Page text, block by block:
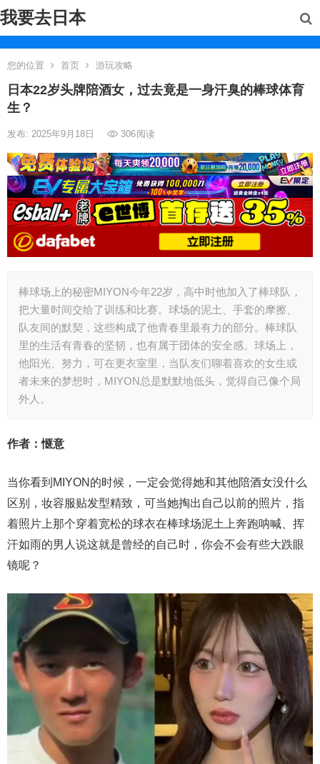
我要去日本
您的位置 首页 游玩攻略
日本22岁头牌陪酒女，过去竟是一身汗臭的棒球体育
生？
发布: 2025年9月18日 306阅读
棒球场上的秘密MIYON今年22岁，高中时他加入了棒球队，
把大量时间交给了训练和比赛。球场的泥土、手套的摩擦、
队友间的默契，这些构成了他青春里最有力的部分。棒球队
里的生活有青春的坚韧，也有属于团体的安全感。球场上，
他阳光、努力，可在更衣室里，当队友们聊着喜欢的女生或
者未来的梦想时，MIYON总是默默地低头，觉得自己像个局
外人。
作者：惬意
当你看到MIYON的时候，一定会觉得她和其他陪酒女没什么
区别，妆容服贴发型精致，可当她掏出自己以前的照片，指
着照片上那个穿着宽松的球衣在棒球场泥土上奔跑呐喊、挥
汗如雨的男人说这就是曾经的自己时，你会不会有些大跌眼
镜呢？